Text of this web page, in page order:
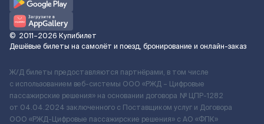
© 2011–2026 Купибилет
Дешёвые билеты на самолёт и поезд, бронирование и онлайн-заказ
Ж/Д билеты предоставляются партнёрами, в том числе
с использованием веб-системы ООО «РЖД – Цифровые
пассажирские решения» на основании договора № ЦПР-1282
от 04.04.2024 заключенного с Поставщиком услуг и Договора
ООО «РЖД-Цифровые пассажирские решения» c АО «ФПК»